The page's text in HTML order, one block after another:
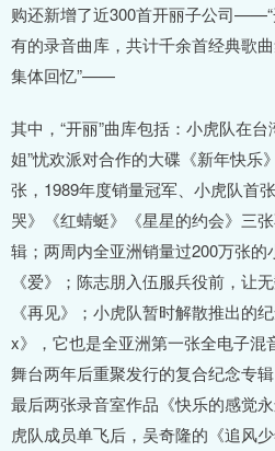
购还新增了近300首开丽子公司——“
有的录音曲库，共计千余首经典歌
集体回忆”——
其中，“开丽”曲库包括：小虎队在
姐”忧欢派对合作的大碟《新年快乐
张，1989年度销量冠军、小虎队首
哭》《红蜻蜓》《星星的约会》三
辑；两周内全亚洲销量过200万张
《爱》；陈志朋入伍服兵役前，让
《再见》；小虎队暂时解散推出的
x》，它也是全亚洲第一张全电子混
舞台两年后重聚发行的复合纪念专
最后两张录音室作品《快乐的感觉
虎队成员单飞后，吴奇隆的《追风